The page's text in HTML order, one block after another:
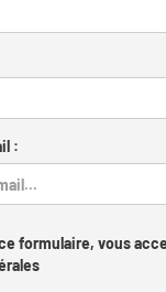
:
formulaire, vous